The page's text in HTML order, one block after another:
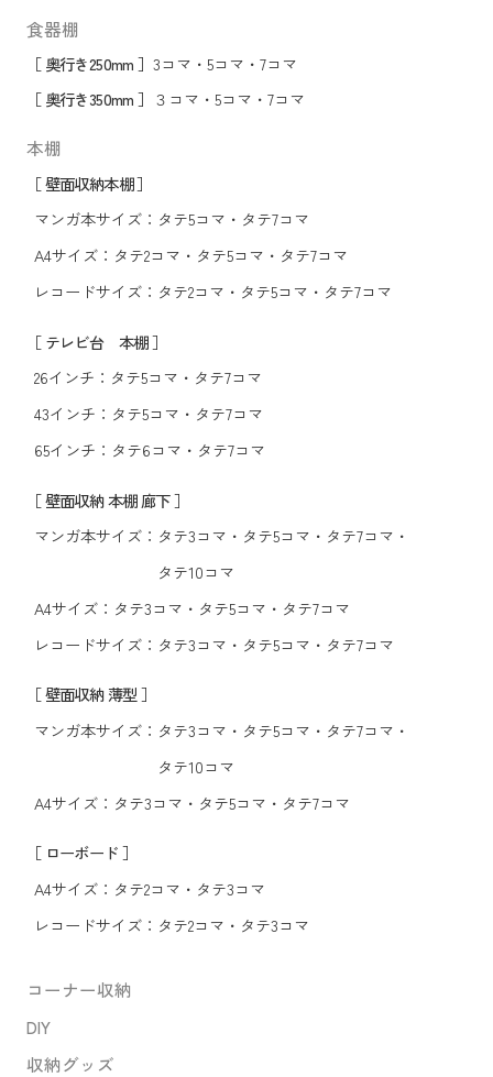
食器棚
［ 奥行き250mm ］ 3コマ ・ 5コマ ・ 7コマ
［ 奥行き350mm ］ ３コマ ・ 5コマ ・ 7コマ
コーナー収納
DIY
収納グッズ
本棚
［ 壁面収納本棚 ］
マンガ本サイズ： タテ5コマ ・ タテ7コマ
A4サイズ： タテ2コマ ・ タテ5コマ ・ タテ7コマ
レコードサイズ： タテ2コマ ・ タテ5コマ ・ タテ7コマ
［ テレビ台 本棚 ］
26インチ： タテ5コマ ・ タテ7コマ
43インチ： タテ5コマ ・ タテ7コマ
65インチ： タテ6コマ ・ タテ7コマ
［ 壁面収納 本棚 廊下 ］
マンガ本サイズ： タテ3コマ ・ タテ5コマ ・ タテ7コマ ・
タテ10コマ
A4サイズ： タテ3コマ ・ タテ5コマ ・ タテ7コマ
レコードサイズ： タテ3コマ ・ タテ5コマ ・ タテ7コマ
［ 壁面収納 薄型 ］
マンガ本サイズ： タテ3コマ ・ タテ5コマ ・ タテ7コマ ・
タテ10コマ
A4サイズ： タテ3コマ ・ タテ5コマ ・ タテ7コマ
［ ローボード ］
A4サイズ： タテ2コマ ・ タテ3コマ
レコードサイズ： タテ2コマ ・ タテ3コマ